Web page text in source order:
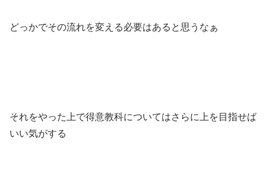
どっかでその流れを変える必要はあると思うなぁ
それをやった上で得意教科についてはさらに上を目指せば
いい気がする